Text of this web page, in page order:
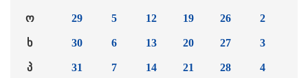
ო
ხ
პ
29
30
31
5
6
7
12
13
14
19
20
21
26
27
28
2
3
4